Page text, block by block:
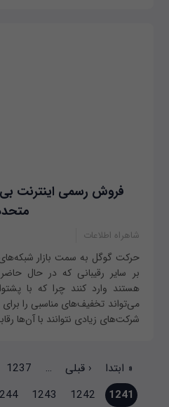
فروش رسمی اینترنت
شاهراه اطلاعات
حرکت گوگل به سمت بازار
بر سایر رقیبانی که در حال
هستند وارد کنند چرا که با
می‌تواند تخفیف‌های مناسبی را
شرکت‌های زیادی نتوانند با آن‌ها
صفحه‌ها
« ابتدا ‹ قبلی …
1237
1241
1242
1243